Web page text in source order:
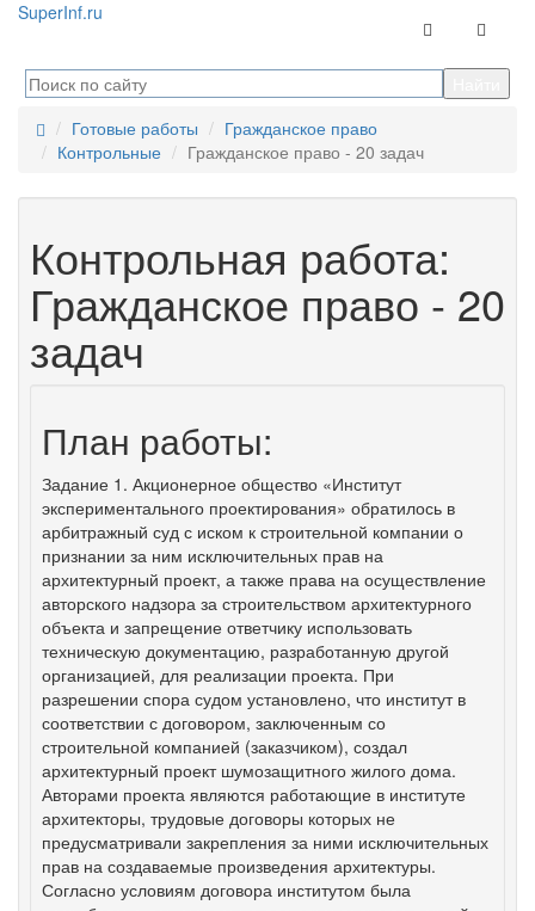
SuperInf.ru
Контакты
Готовые работы
Гражданское право
Контрольные
Гражданское право - 20 задач
Контрольная работа:
Гражданское право - 20
задач
План работы:
Задание 1. Акционерное общество «Институт
экспериментального проектирования» обратилось в
арбитражный суд с иском к строительной компании о
признании за ним исключительных прав на
архитектурный проект, а также права на осуществление
авторского надзора за строительством архитектурного
объекта и запрещение ответчику использовать
техническую документацию, разработанную другой
организацией, для реализации проекта. При
разрешении спора судом установлено, что институт в
соответствии с договором, заключенным со
строительной компанией (заказчиком), создал
архитектурный проект шумозащитного жилого дома.
Авторами проекта являются работающие в институте
архитекторы, трудовые договоры которых не
предусматривали закрепления за ними исключительных
прав на создаваемые произведения архитектуры.
Согласно условиям договора институтом была